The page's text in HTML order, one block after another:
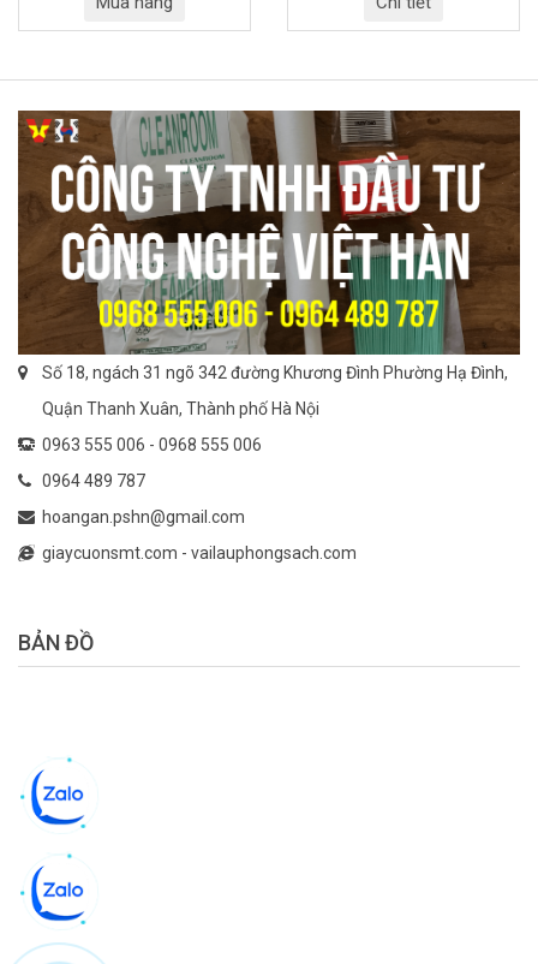
Số 18, ngách 31 ngõ 342 đường Khương Đình Phường Hạ Đình,
Quận Thanh Xuân, Thành phố Hà Nội
0963 555 006 - 0968 555 006
0964 489 787
hoangan.pshn@gmail.com
giaycuonsmt.com - vailauphongsach.com
BẢN ĐỒ